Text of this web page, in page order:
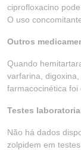
ciprofloxacino
O uso
Outros
Quando
varfarina,
farmacocinética foi
Testes
Não há dados
zolpidem em